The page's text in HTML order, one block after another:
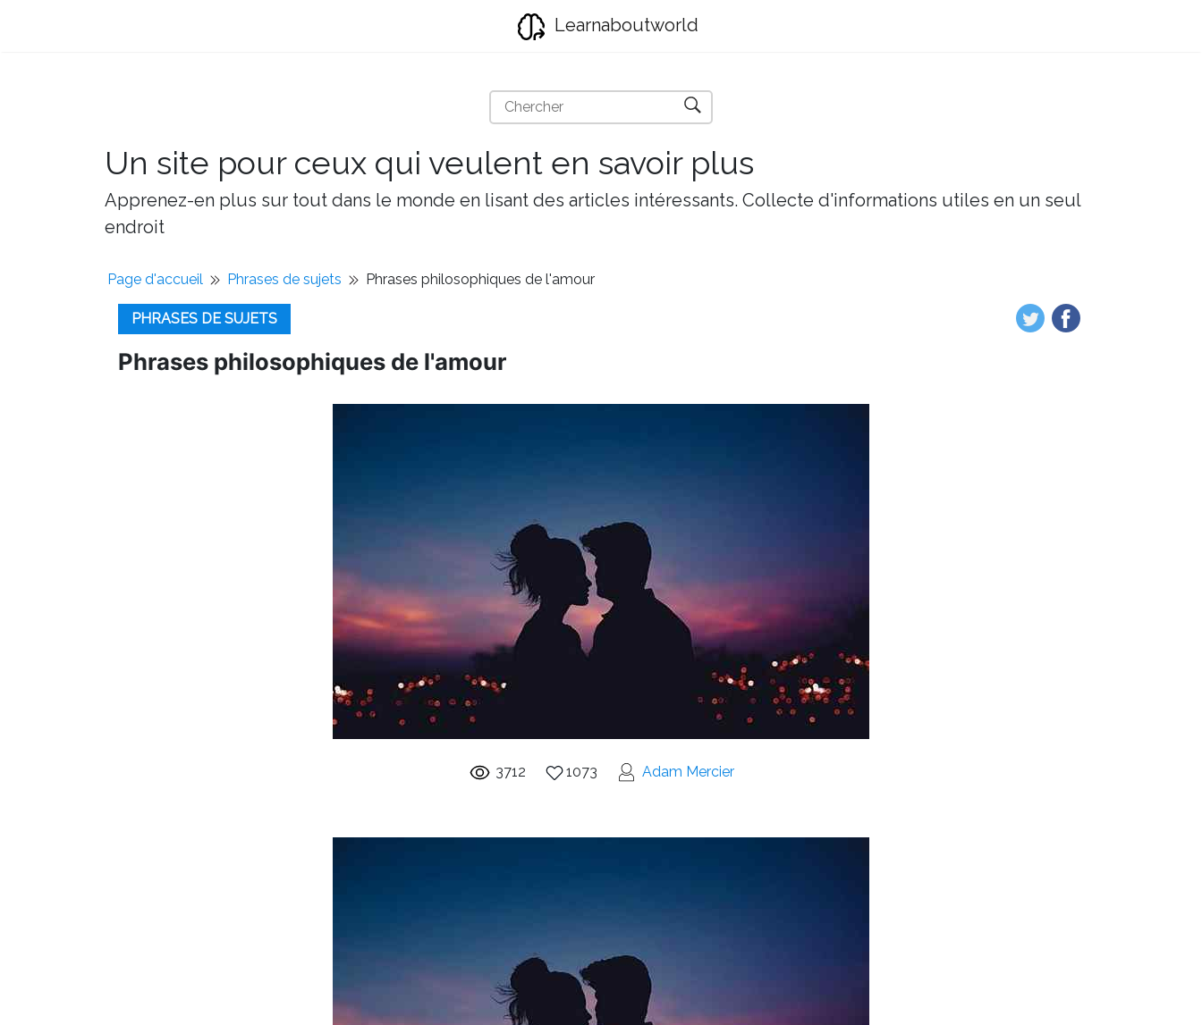
Learnaboutworld
Un site pour ceux qui veulent en savoir plus
Apprenez-en plus sur tout dans le monde en lisant des articles intéressants. Collecte d'informations utiles en un seul
endroit
Page d'accueil Phrases de sujets Phrases philosophiques de l'amour
PHRASES DE SUJETS
Phrases philosophiques de l'amour
3712 1073 Adam Mercier